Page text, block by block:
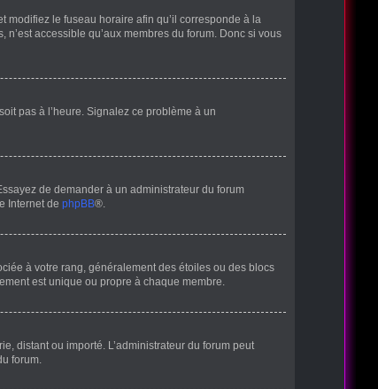
modifiez le fuseau horaire afin qu’il corresponde à la
accessible qu’aux membres du forum. Donc si vous
pas à l’heure. Signalez ce problème à un
de demander à un administrateur du forum
Internet de phpBB®.
à votre rang, généralement des étoiles ou des blocs
est unique ou propre à chaque membre.
distant ou importé. L’administrateur du forum peut
forum.